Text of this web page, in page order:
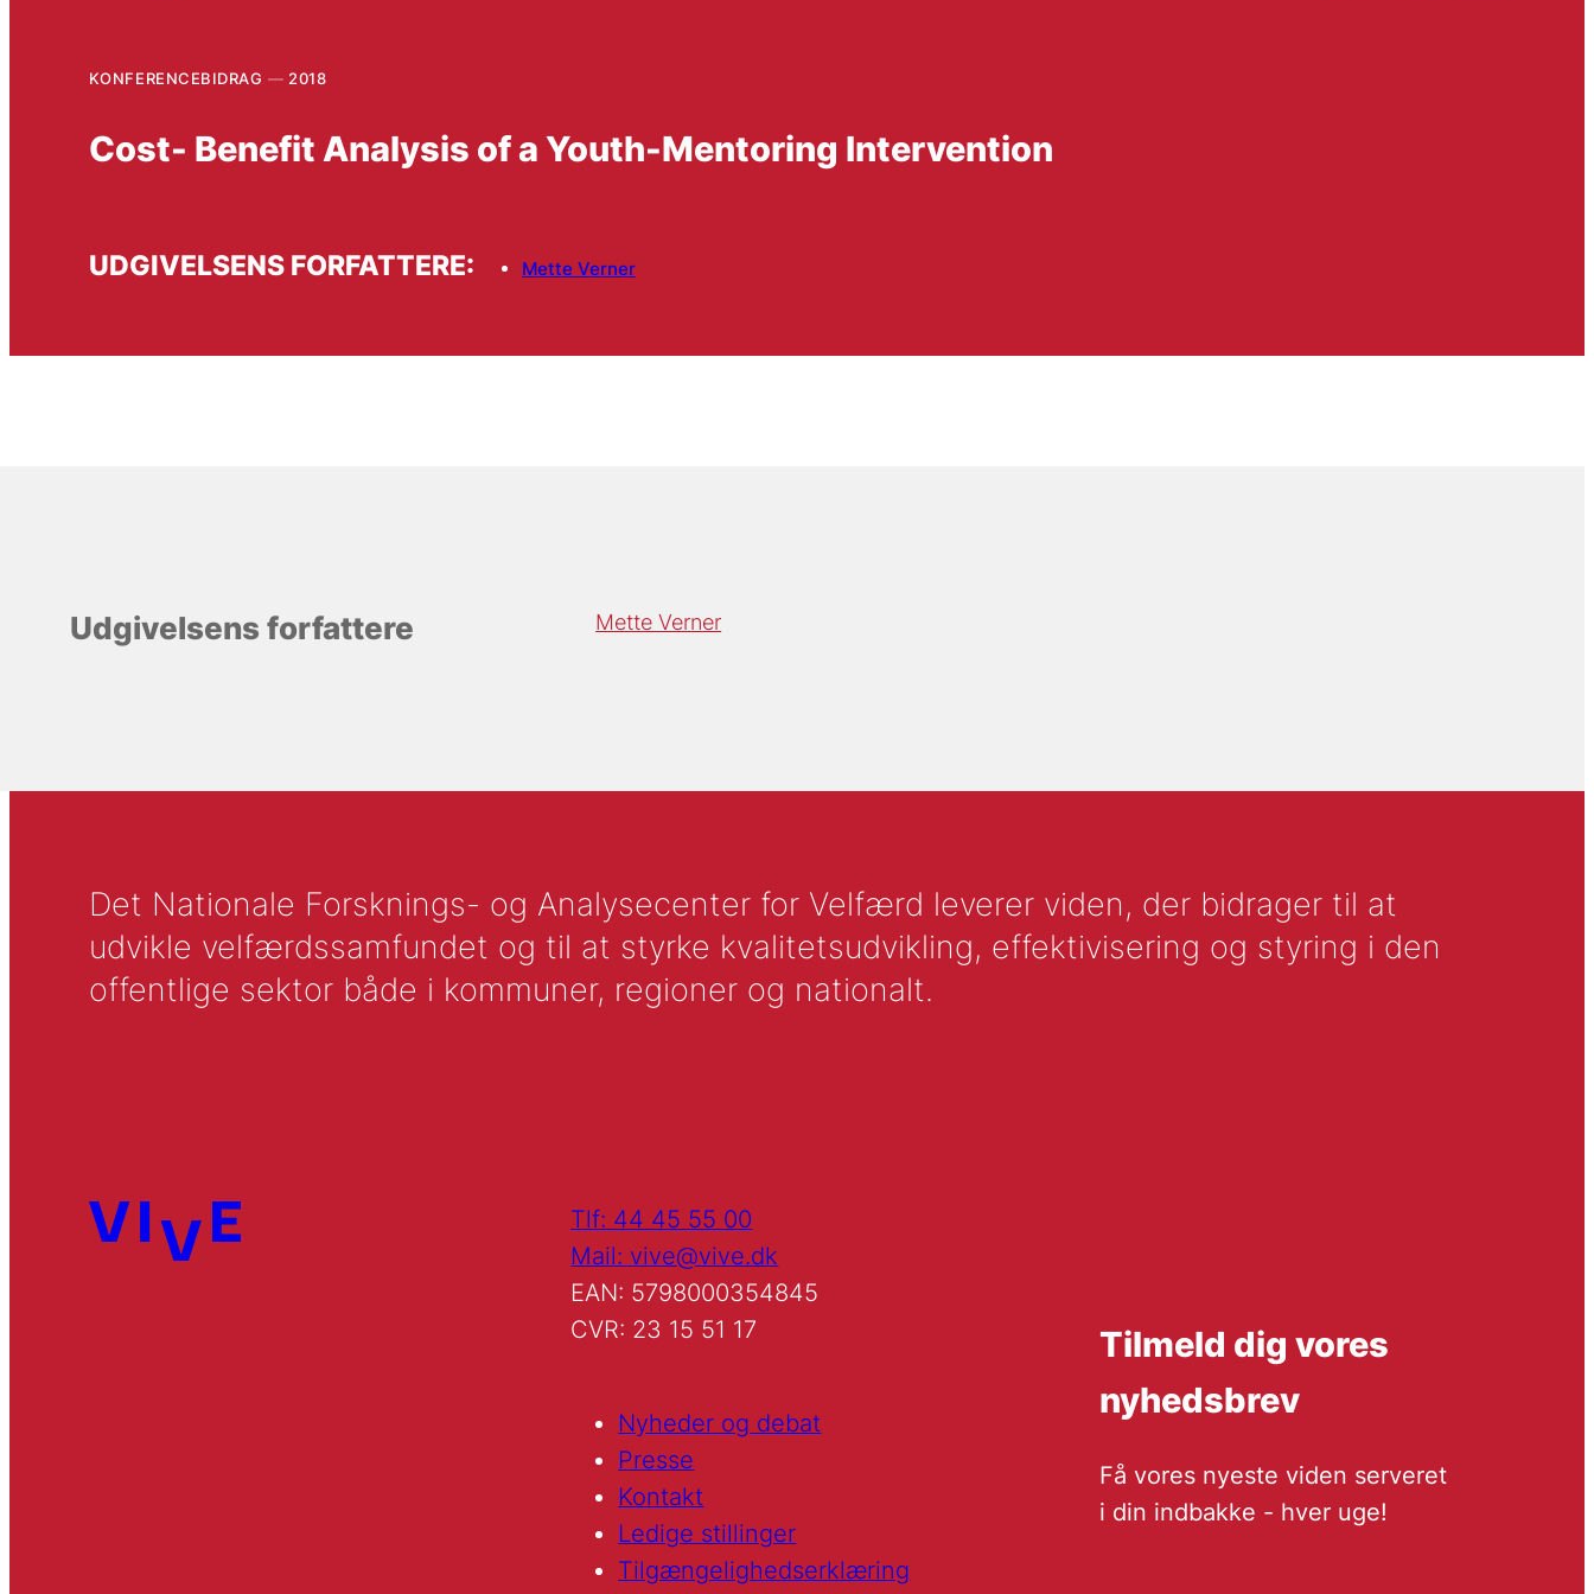
KONFERENCEBIDRAG 2018
Cost- Benefit Analysis of a Youth-Mentoring Intervention
UDGIVELSENS FORFATTERE: Mette Verner
Udgivelsens forfattere Mette Verner
Det Nationale Forsknings- og Analysecenter for Velfærd leverer viden, der bidrager til at
udvikle velfærdssamfundet og til at styrke kvalitetsudvikling, effektivisering og styring i den
offentlige sektor både i kommuner, regioner og nationalt.
Tlf: 44 45 55 00
Mail: vive@vive.dk
EAN: 5798000354845
CVR: 23 15 51 17
Nyheder og debat
Presse
Kontakt
Ledige stillinger
Tilgængelighedserklæring
Tilmeld dig vores
nyhedsbrev
Få vores nyeste viden serveret
i din indbakke - hver uge!